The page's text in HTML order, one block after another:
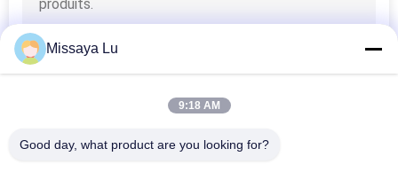
Novec 1230
cylindres
Missaya Lu
9:18 AM
Good day, what product are you looking for?